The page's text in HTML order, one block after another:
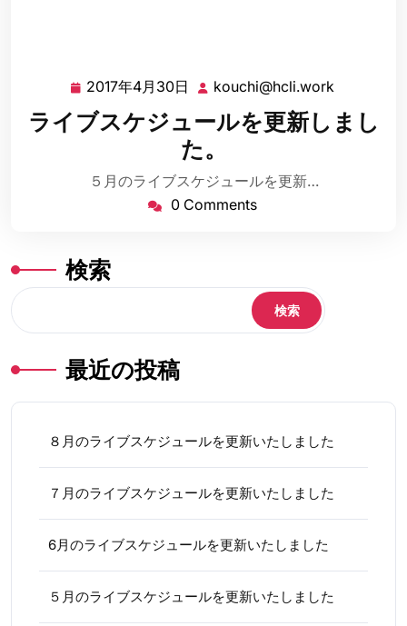
2017年4月30日 2017
4
月
30
日
kouchi@hcli.work
ライブスケジュールを更新しまし
た。
５月のライブスケジュールを更新…
0 Comments
検索
検索
最近の投稿
８月のライブスケジュールを更新いたしました
７月のライブスケジュールを更新いたしました
6月のライブスケジュールを更新いたしました
５月のライブスケジュールを更新いたしました